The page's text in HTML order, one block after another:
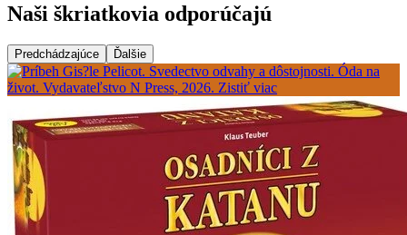
Naši škriatkovia odporúčajú
Predchádzajúce Ďalšie